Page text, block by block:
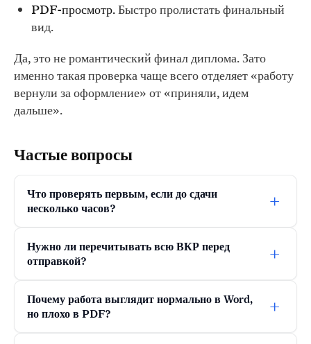
PDF-просмотр.Быстро пролистать финальный
вид.
Да, это не романтический финал диплома. Зато
именно такая проверка чаще всего отделяет «работу
вернули за оформление» от «приняли, идем
дальше».
Частые вопросы
Что проверять первым, если до сдачи
несколько часов?
+
Нужно ли перечитывать всю ВКР перед
отправкой?
+
Почему работа выглядит нормально в Word,
но плохо в PDF?
+